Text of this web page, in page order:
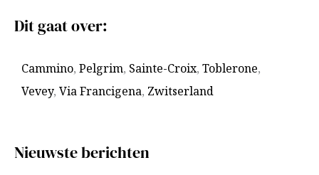
k
:
Dit gaat over:
Cammino, Pelgrim, Sainte-Croix, Toblerone,
Vevey, Via Francigena, Zwitserland
Nieuwste berichten
h